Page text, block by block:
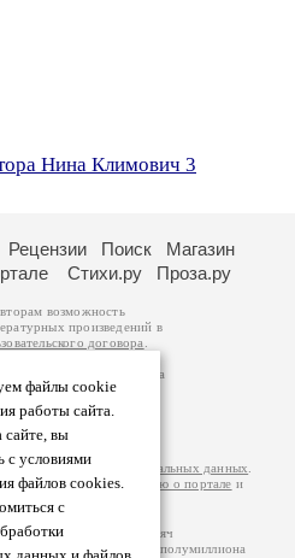
Нина Климович 3
файлы cookie
работы сайта.
сайте, вы
с условиями
файлов cookies.
с
Рецензии Поиск
Магазин
Стихи.ру Проза.ру
возможность
произведений в
договора
принадлежат авторам
произведений возможна
вы можете
Ответственность за
самостоятельно на
обработки персональных данных
подробнуюинформацию о портале и
– порядка 100 тысяч
просматривают более полумиллиона